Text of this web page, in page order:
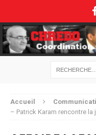
Accueil
– Patrick Karam rencontre la